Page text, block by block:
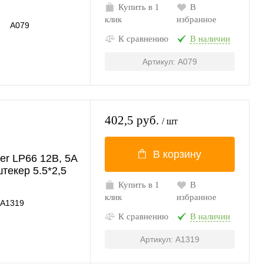
A079
Купить в 1
клик
В
избранное
К сравнению В наличии
Артикул: A079
LP66 12В, 5A
5.5*2,5
A1319
402,5 руб. / шт
В корзину
Купить в 1
клик
В
избранное
К сравнению В наличии
Артикул: A1319